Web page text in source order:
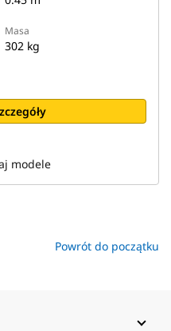
Masa
302 kg
modele
Powrót do początku